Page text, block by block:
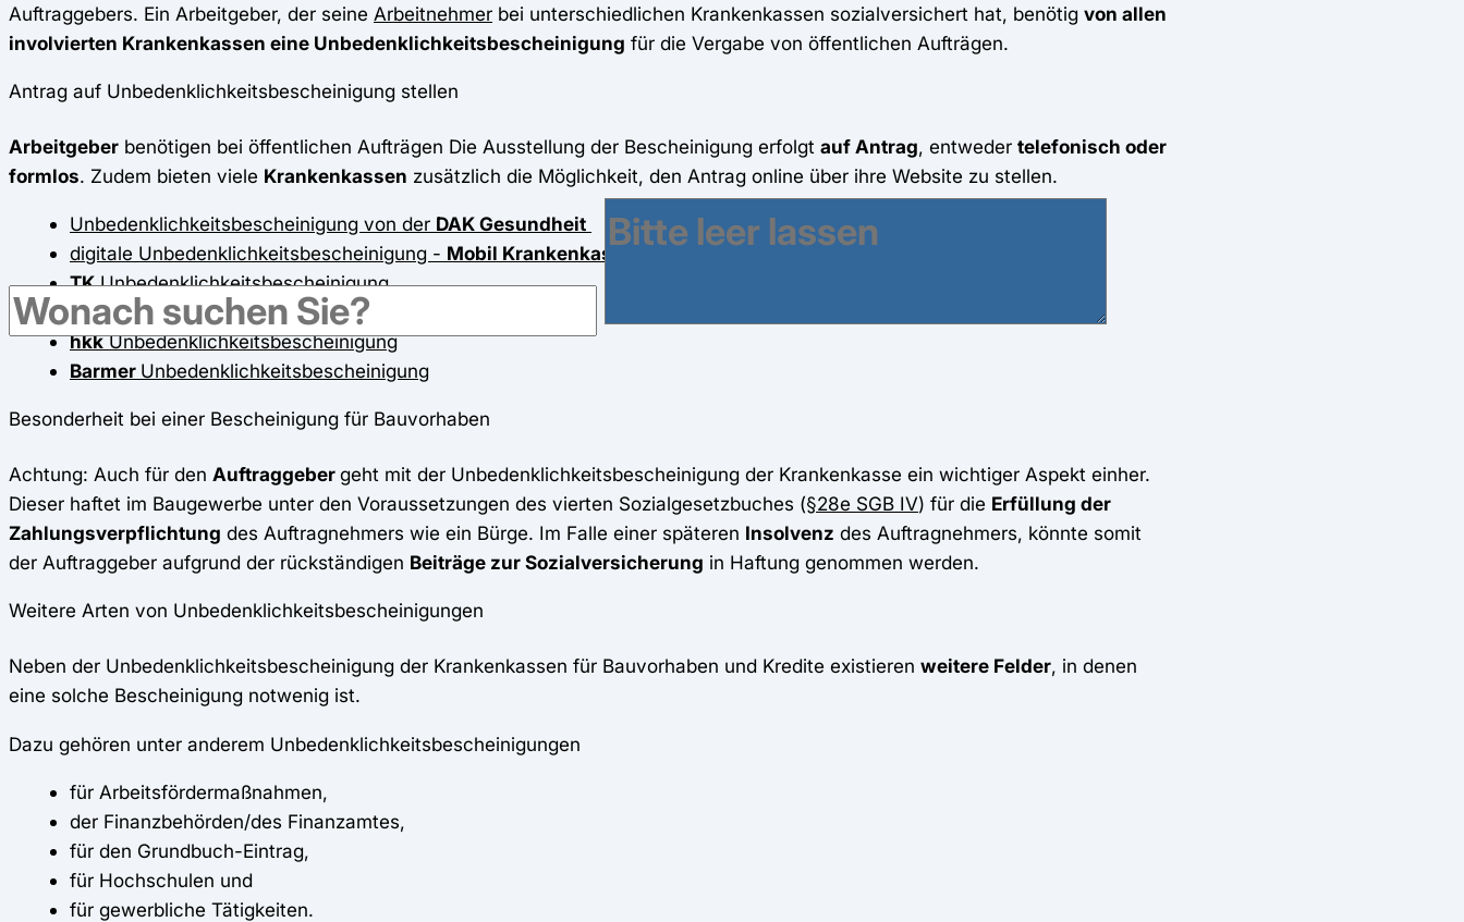
Auftraggebers. Ein Arbeitgeber, der seine Arbeitnehmer bei unterschiedlichen Krankenkassen sozialversichert hat, benötig von allen
involvierten Krankenkassen eine Unbedenklichkeitsbescheinigung für die Vergabe von öffentlichen Aufträgen.
Antrag auf Unbedenklichkeitsbescheinigung stellen
Arbeitgeber benötigen bei öffentlichen Aufträgen Die Ausstellung der Bescheinigung erfolgt auf Antrag, entweder telefonisch oder
formlos. Zudem bieten viele Krankenkassen zusätzlich die Möglichkeit, den Antrag online über ihre Website zu stellen.
Unbedenklichkeitsbescheinigung von der DAK Gesundheit
digitale Unbedenklichkeitsbescheinigung - Mobil Krankenkasse
TKUnbedenklichkeitsbescheinigung
IKK Classsic- Unbedenklichkeitsbescheinigung
hkkUnbedenklichkeitsbescheinigung
Barmer Unbedenklichkeitsbescheinigung
Besonderheit bei einer Bescheinigung für Bauvorhaben
Achtung: Auch für den Auftraggebergeht mit der Unbedenklichkeitsbescheinigung der Krankenkasse ein wichtiger Aspekt einher.
Dieser haftet im Baugewerbe unter den Voraussetzungen des vierten Sozialgesetzbuches (§28e SGB IV) für die Erfüllung der
Zahlungsverpflichtung des Auftragnehmers wie ein Bürge. Im Falle einer späteren Insolvenz des Auftragnehmers, könnte somit
der Auftraggeber aufgrund der rückständigen Beiträge zur Sozialversicherung in Haftung genommen werden.
Weitere Arten von Unbedenklichkeitsbescheinigungen
Neben der Unbedenklichkeitsbescheinigung der Krankenkassen für Bauvorhaben und Kredite existieren weitere Felder, in denen
eine solche Bescheinigung notwenig ist.
Dazu gehören unter anderem Unbedenklichkeitsbescheinigungen
für Arbeitsfördermaßnahmen,
der Finanzbehörden/des Finanzamtes,
für den Grundbuch-Eintrag,
für Hochschulen und
für gewerbliche Tätigkeiten.